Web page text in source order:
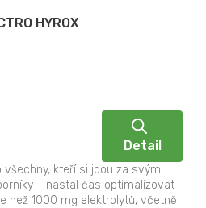
HYROX
Detail
všechny, kteří si jdou za svým
– nastal čas optimalizovat
než 1000 mg elektrolytů, včetně